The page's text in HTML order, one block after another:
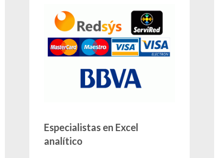
Especialistas en Excel
analítico